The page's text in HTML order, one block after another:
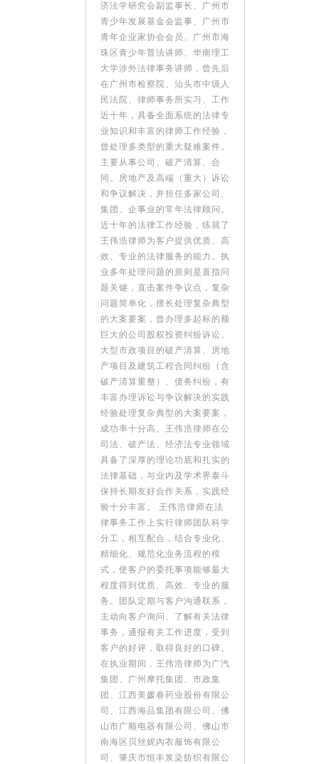
济法学研究会副监事长、广州市
青少年发展基金会监事、广州市
青年企业家协会会员、广州市海
珠区青少年普法讲师、华南理工
大学涉外法律事务讲师，曾先后
在广州市检察院、汕头市中级人
民法院、律师事务所实习、工作
近十年，具备全面系统的法律专
业知识和丰富的律师工作经验，
曾处理多类型的重大疑难案件。
主要从事公司、破产清算、合
同、房地产及高端（重大）诉讼
和争议解决，并担任多家公司、
集团、企事业的常年法律顾问。
近十年的法律工作经验，练就了
王伟浩律师为客户提供优质、高
效、专业的法律服务的能力。执
业多年处理问题的原则是直指问
题关键，直击案件争议点，复杂
问题简单化，擅长处理复杂典型
的大案要案，曾办理多起标的额
巨大的公司股权投资纠纷诉讼、
大型市政项目的破产清算、房地
产项目及建筑工程合同纠纷（含
破产清算重整）、债务纠纷，有
丰富办理诉讼与争议解决的实践
经验处理复杂典型的大案要案，
成功率十分高。王伟浩律师在公
司法、破产法、经济法专业领域
具备了深厚的理论功底和扎实的
法律基础，与业内及学术界泰斗
保持长期友好合作关系，实践经
验十分丰富。 王伟浩律师在法
律事务工作上实行律师团队科学
分工，相互配合，结合专业化、
精细化、规范化业务流程的模
式，使客户的委托事项能够最大
程度得到优质、高效、专业的服
务。团队定期与客户沟通联系，
主动向客户询问、了解有关法律
事务，通报有关工作进度，受到
客户的好评，取得良好的口碑。
在执业期间，王伟浩律师为广汽
集团、广州摩托集团、市政集
团、江西美媛春药业股份有限公
司、江西海品集团有限公司、佛
山市广顺电器有限公司、佛山市
南海区贝丝妮内衣服饰有限公
司、肇庆市恒丰浆染纺织有限公